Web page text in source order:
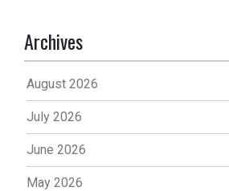
Archives
August 2026
July 2026
June 2026
May 2026